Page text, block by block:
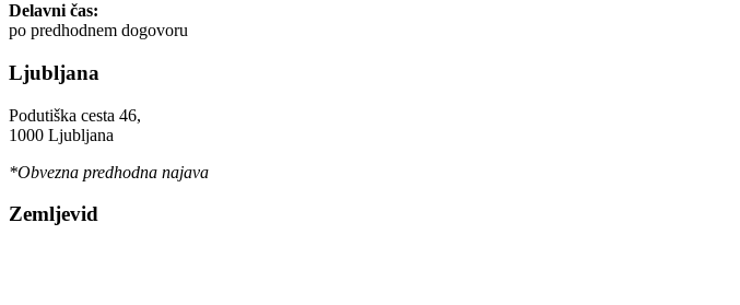
Delavni čas:
po predhodnem dogovoru
Ljubljana
Podutiška cesta 46,
1000 Ljubljana
*Obvezna predhodna najava
Zemljevid